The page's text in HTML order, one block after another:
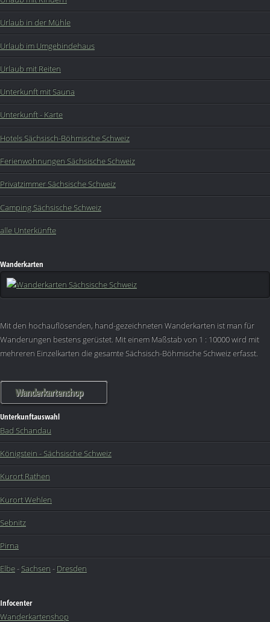
Urlaub in der Mühle
Urlaub im Umgebindehaus
Urlaub mit Reiten
Unterkunft mit Sauna
Unterkunft - Karte
Hotels Sächsisch-Böhmische Schweiz
Ferienwohnungen Sächsische Schweiz
Privatzimmer Sächsische Schweiz
Camping Sächsische Schweiz
alle Unterkünfte
Wanderkarten
Mit den hochauflösenden, hand-gezeichneten Wanderkarten ist man für
Wanderungen bestens gerüstet. Mit einem Maßstab von 1 : 10000 wird mit
mehreren Einzelkarten die gesamte Sächsisch-Böhmische Schweiz erfasst.
Wanderkartenshop
Unterkunftauswahl
Bad Schandau
Königstein - Sächsische Schweiz
Kurort Rathen
Kurort Wehlen
Sebnitz
Pirna
Elbe-Sachsen - Dresden
Infocenter
Wanderkartenshop